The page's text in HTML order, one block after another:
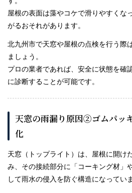
屋根の表面は藻やコケで滑りやすくな
がるおそれがあります。
北九州市で天窓や屋根の点検を行う際
ましょう。
プロの業者であれば、安全に状態を確
に診断することが可能です。
天窓の雨漏り原因②ゴムパッ
化
天窓（トップライト）は、屋根に開け
み、その接続部分に「コーキング材」
して雨水の侵入を防ぐ構造になっていま